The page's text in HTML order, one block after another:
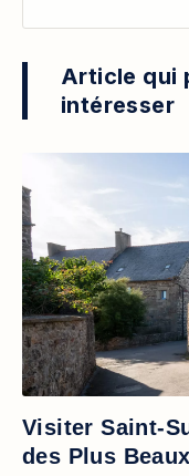
Article qui
intéresser
Visiter Saint-
des Plus